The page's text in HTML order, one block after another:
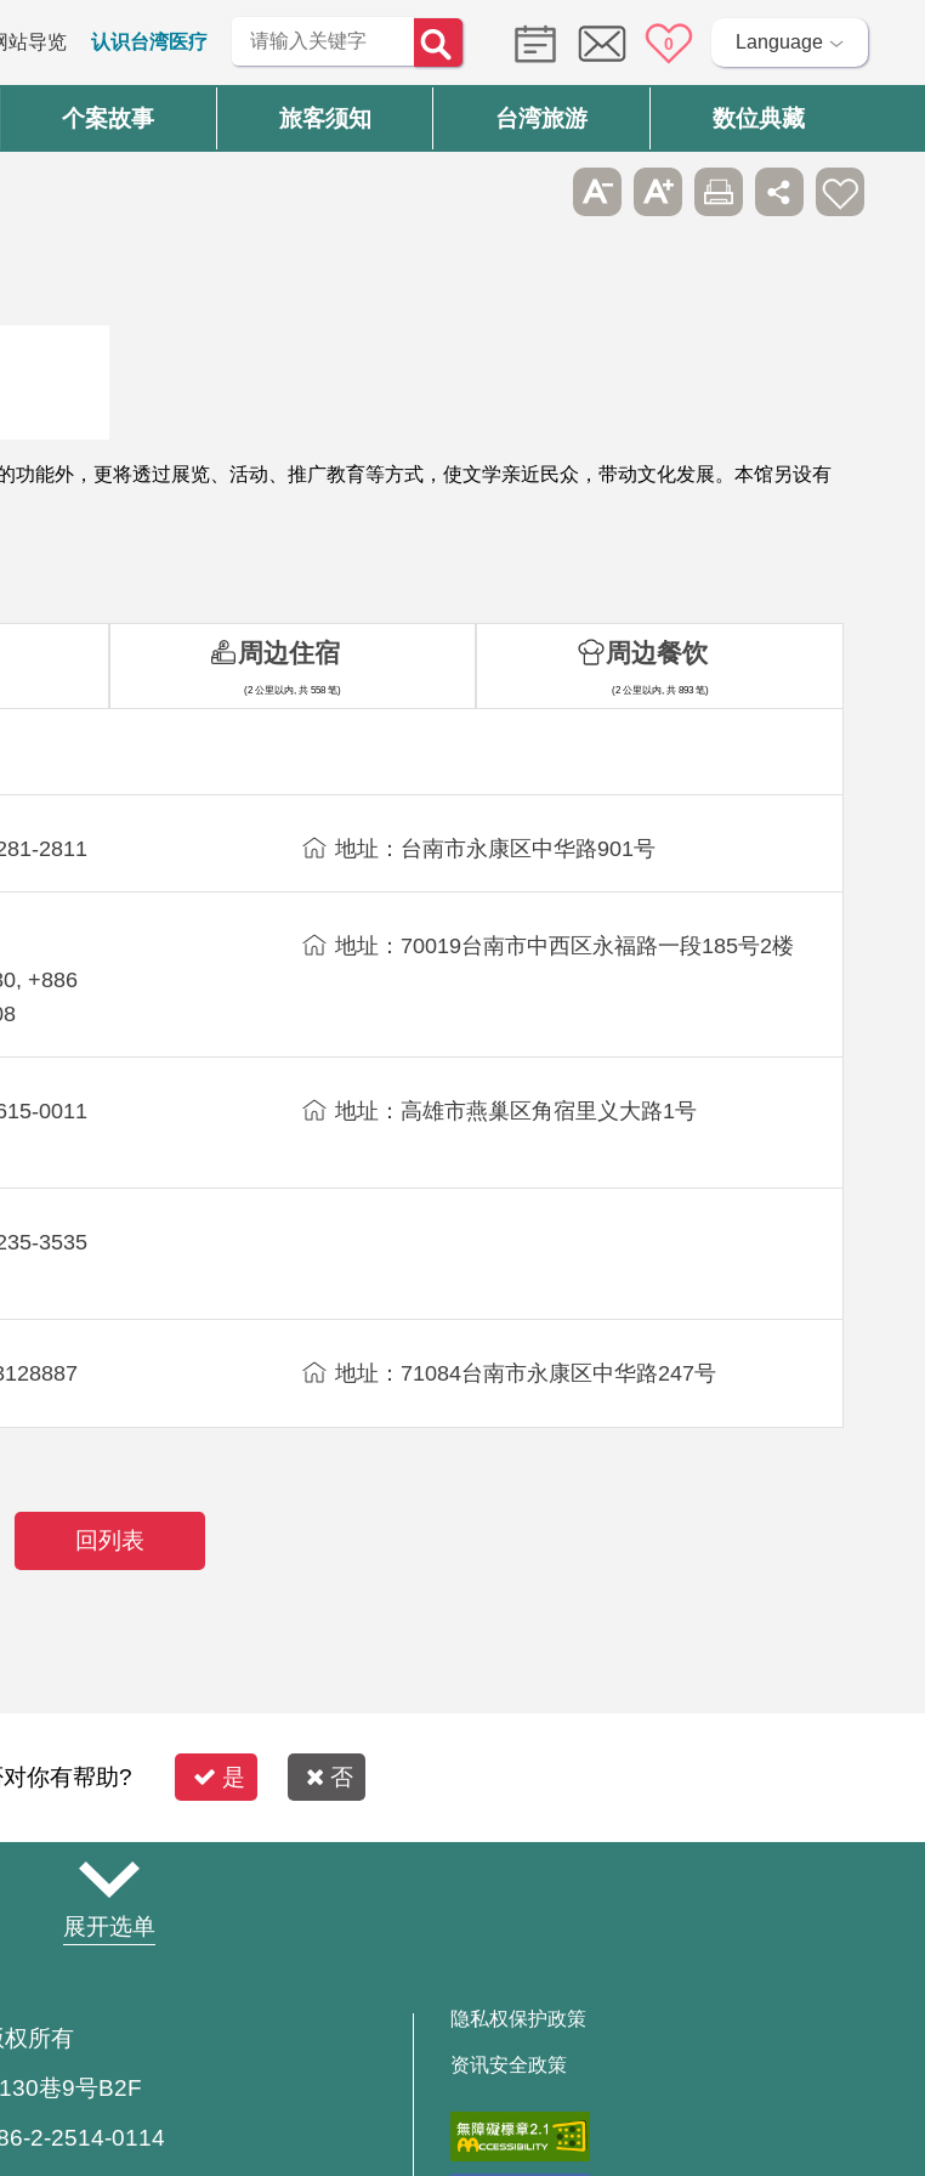
站导览 认识台湾医疗 0 Language
个案故事 旅客须知 台湾旅游 数位典藏
能外，更将透过展览、活动、推广教育等方式，使文学亲近民众，带动文化发展。本馆另设有
2811 地址：台南市永康区中华路901号
+886
地址：70019台南市中西区永福路一段185号2楼
0011
地址：高雄市燕巢区角宿里义大路1号
3535
地址：71084台南市永康区中华路247号
周边住宿
(2 公里以内, 共 558 笔)
周边餐饮
(2 公里以内, 共 893 笔)
回列表
你有帮助? 是 否
展开选单
所有
巷9号B2F
2-2514-0114
隐私权保护政策
资讯安全政策